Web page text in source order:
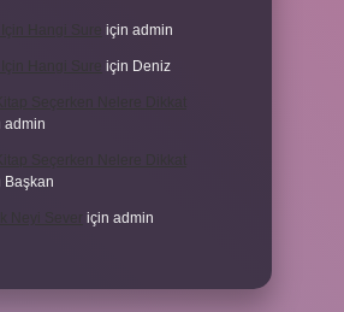
için admin
için Deniz
admin
Başkan
için admin